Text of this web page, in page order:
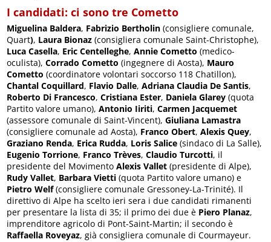
I candidati: ci sono tre Cometto
Miguelina Baldera, Fabrizio Bertholin(consigliere comunale,
Quart), Laura Bionaz(consigliera comunale Saint-Christophe),
Luca Casella, Eric Centelleghe,Annie Cometto(medico-
oculista),Corrado Cometto(ingegnere di Aosta), Mauro
Cometto(coordinatore volontari soccorso 118 Chatillon),
Chantal Coquillard, Flavio Dalle,Adriana Claudia De Santis,
Roberto Di Francesco,Cristiana Ester, Daniela Glarey(quota
Partito valore umano),Antonio Iiriti,Carmen Jacquemet
(assessore comunale di Saint-Vincent),Giuliana Lamastra
(consigliere comunale ad Aosta), Franco Obert,Alexis Quey,
Graziano Renda, Erica Rudda, Loris Salice(sindaco di La Salle),
Eugenio Torrione, Franco Trèves,Claudio Turcotti, il
presidente del MovimentoAlexis Vallet(presidente di Alpe),
Rudy Vallet, Barbara Vietti (quota Partito valore umano) e
Pietro Welf(consigliere comunale Gressoney-La-Trinité). Il
direttivo di Alpe ha scelto ieri sera i due candidati rimanenti
per presentare la lista di 35; il primo dei due è Piero Planaz,
imprenditore agricolo di Pont-Saint-Martin; il secondo è
Raffaella Roveyaz, già consigliera comunale di Courmayeur.